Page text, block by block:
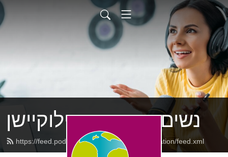
נשים מספרות רילוקיישן
https://feed.podbean.com/womenspeakrelocation/feed.xml